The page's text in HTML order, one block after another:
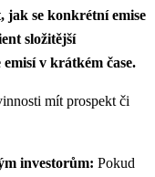
jak se konkrétní emise
složitější
v krátkém čase.
mít prospekt či
investorům: Pokud